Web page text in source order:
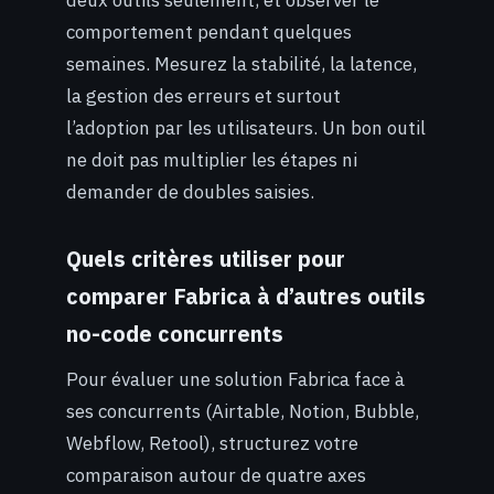
comportement pendant quelques
semaines. Mesurez la stabilité, la latence,
la gestion des erreurs et surtout
l’adoption par les utilisateurs. Un bon outil
ne doit pas multiplier les étapes ni
demander de doubles saisies.
Quels critères utiliser pour
comparer Fabrica à d’autres outils
no-code concurrents
Pour évaluer une solution Fabrica face à
ses concurrents (Airtable, Notion, Bubble,
Webflow, Retool), structurez votre
comparaison autour de quatre axes